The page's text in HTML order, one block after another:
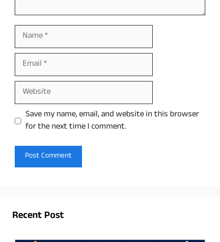
Name
Email
Website
Save my name, email, and website in this browser
for the next time I comment.
Recent Post